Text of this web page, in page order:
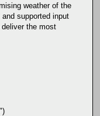
weather of the
supported input
the most